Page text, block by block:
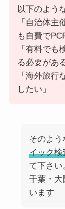
以下のよう
「自治体主
も自費で
「有料でも
る必要があ
「海外旅
したい」
そのよう
イック検
て下さい
千葉・大
います